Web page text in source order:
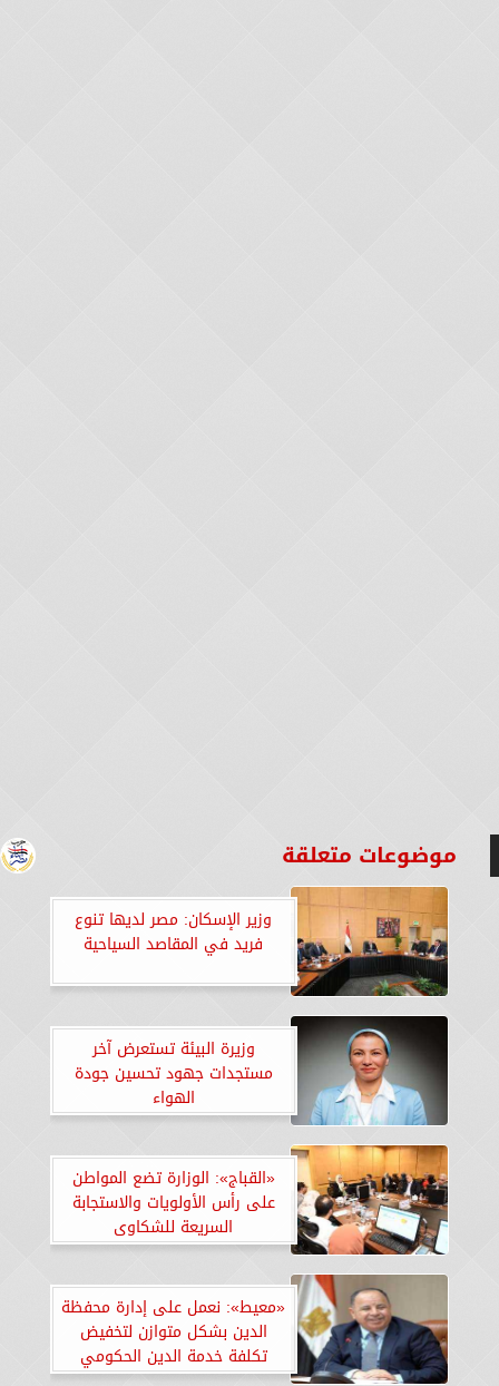
موضوعات متعلقة
وزير الإسكان: مصر لديها تنوع
فريد في المقاصد السياحية
وزيرة البيئة تستعرض آخر
مستجدات جهود تحسين جودة
الهواء
«القباج»: الوزارة تضع المواطن
على رأس الأولويات والاستجابة
السريعة للشكاوى
«معيط»: نعمل على إدارة محفظة
الدين بشكل متوازن لتخفيض
تكلفة خدمة الدين الحكومي